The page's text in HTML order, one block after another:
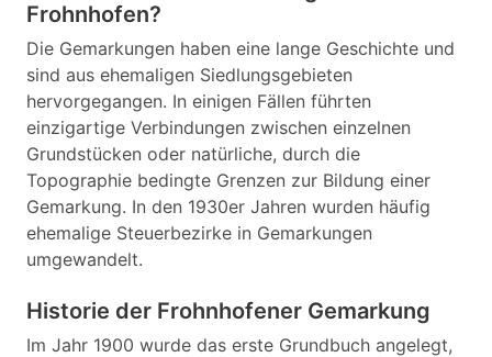
Frohnhofen?
Die Gemarkungen haben eine lange Geschichte und
sind aus ehemaligen Siedlungsgebieten
hervorgegangen. In einigen Fällen führten
einzigartige Verbindungen zwischen einzelnen
Grundstücken oder natürliche, durch die
Topographie bedingte Grenzen zur Bildung einer
Gemarkung. In den 1930er Jahren wurden häufig
ehemalige Steuerbezirke in Gemarkungen
umgewandelt.
Historie der Frohnhofener Gemarkung
Im Jahr 1900 wurde das erste Grundbuch angelegt,